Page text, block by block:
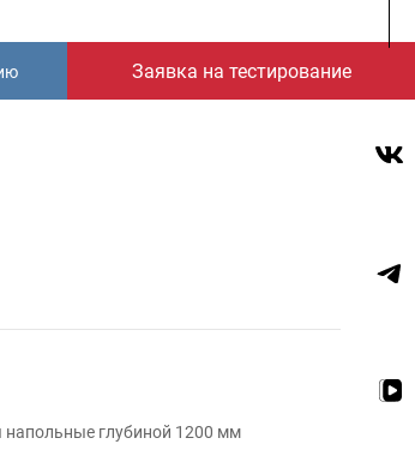
Заявка на тестирование
глубиной 1200 мм